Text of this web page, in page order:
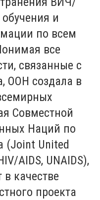
и
по всем
все
связанные с
ООН создала в
Совместной
Наций по
United
AIDS, UNAIDS),
качестве
проекта